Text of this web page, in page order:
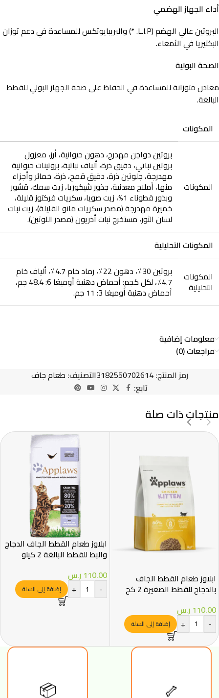
أداء الجهاز الهضمي
البروتين عالي الهضم (L.I.P. *) والبريبايوتكس للمساعدة في دعم توزان
البكتيريا في الأمعاء.
الصحة البولية
معادن متوزانة للمساعدة في الحفاظ على صحة الجهاز البولي للقطط
البالغة.
المكونات
المكونات
بروتين دواجن مهدرج، دهون حيوانية، أرز، معزول
بروتين نباتي، دقيق ذرة، ألياف نباتية، بروتينات حيوانية
مهدرجة، جلوتين ذرة، دقيق قمح، ذرة، خمائر وأجزاء
منها، أملاح معدنية، جذور شيكوريا، زيت سمك، قشور
وبذور قطوناء 1%، زيت صويا، سكريات فركتوز قليلة،
خميرة مهدرجة (مصدر سكريات مانو القليلة)، زيت نبات
لسان الثور، مستخرج نبات أذريون (مصدر اللوتين).
المكونات التحليلية
المكونات
التحليلية
بروتين 30٪، دهون 22٪، رماد خام 4.7٪، ألياف خام
4.7٪، لكل كجم: أحماض دهنية أوميغا 6: 48.4 جم،
أحماض دهنية أوميغا 3: 11 جم.
معلومات إضافية
مراجعات (0)
رمز المنتج:3182550702614التصنيف: طعام جاف
تابع:
منتجات ذات صلة
ابلاوز طعام القطط الجاف
بالدجاج للقطط الصغيرة 2 كج
110.00 ر.س
-
+ إضافة إلى السلة
ابلاوز طعام القطط الجاف الدجاج
والبط للقطط البالغة 2 كيلو
110.00 ر.س
-
+ إضافة إلى السلة
📦